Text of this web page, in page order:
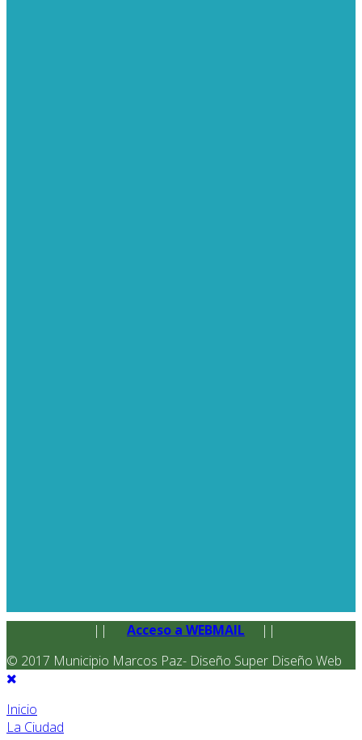
|| Acceso a WEBMAIL
||
© 2017 Municipio Marcos Paz- Diseño Super Diseño Web
Inicio
La Ciudad